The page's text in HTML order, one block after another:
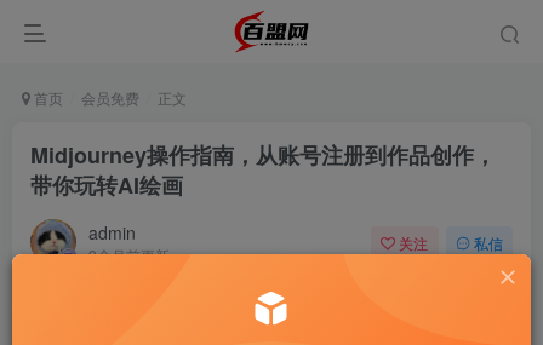
首页 会员免费 正文
Midjourney操作指南，从账号注册到作品创作，
带你玩转AI绘画
admin
9个月前更新
关注 私信